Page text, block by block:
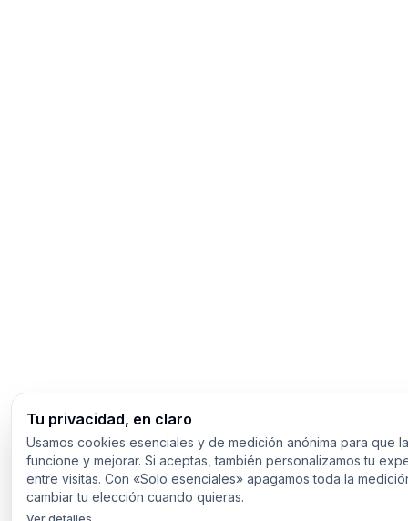
Tu privacidad, en claro
Usamos cookies esenciales y de medición anónima para que
funcione y mejorar. Si aceptas, también personalizamos tu
entre visitas. Con «Solo esenciales» apagamos toda la
cambiar tu elección cuando quieras.